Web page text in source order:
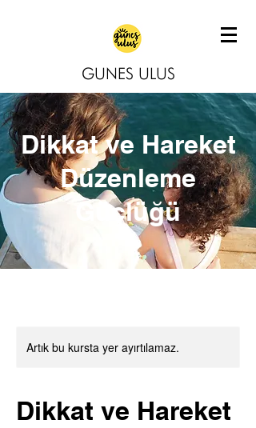
GUNES ULUS
Dikkat ve Hareket
Düzenleme
Güçlüğü
Artık bu kursta yer ayırtılamaz.
Dikkat ve Hareket